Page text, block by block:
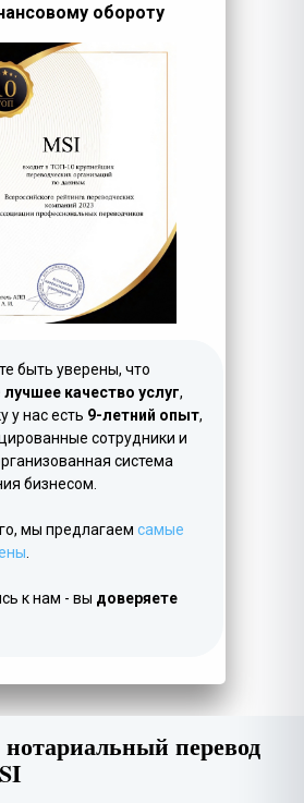
LET'S GO!
обороту
быть уверены, что
лучшее качество услуг,
у нас есть 9-летний опыт,
сотрудники и
система
бизнесом.
мы предлагаем самые
к нам - вы доверяете
перевод